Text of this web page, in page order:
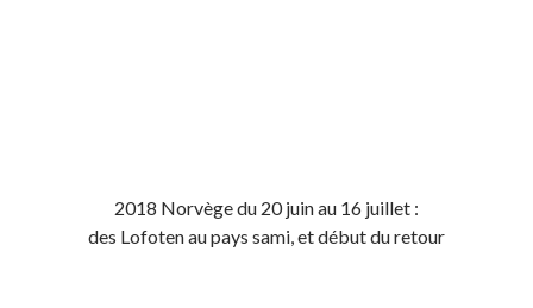
2018 Norvège du 20 juin au 16 juillet :
des Lofoten au pays sami, et début du retour